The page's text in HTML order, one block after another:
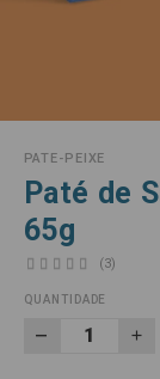
PATE-PEIXE
Paté de
65g
(3)
QUANTIDADE